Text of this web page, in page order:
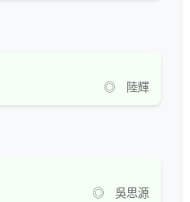
◎ 陸輝
◎ 吳思源